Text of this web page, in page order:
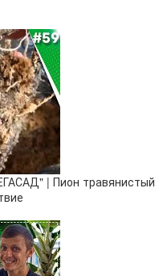
| Пион травянистый